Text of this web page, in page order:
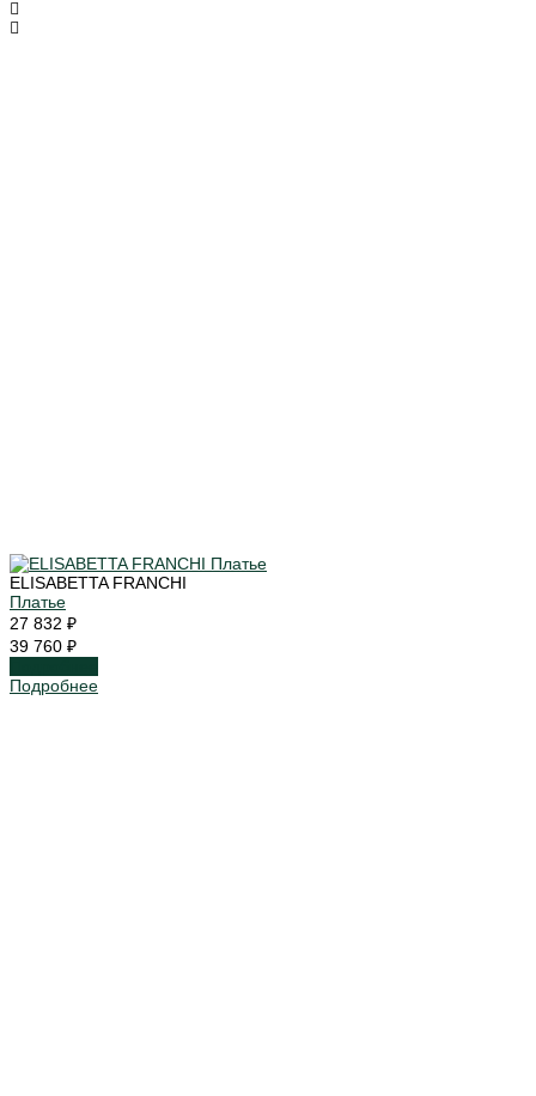
ELISABETTA FRANCHI
Платье
27 832 ₽
39 760 ₽
Подробнее